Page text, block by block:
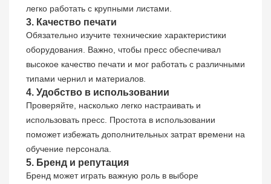
легко работать с крупными листами.
3. Качество печати
Обязательно изучите технические характеристики
оборудования. Важно, чтобы пресс обеспечивал
высокое качество печати и мог работать с различными
типами чернил и материалов.
4. Удобство в использовании
Проверяйте, насколько легко настраивать и
использовать пресс. Простота в использовании
поможет избежать дополнительных затрат времени на
обучение персонала.
5. Бренд и репутация
Бренд может играть важную роль в выборе